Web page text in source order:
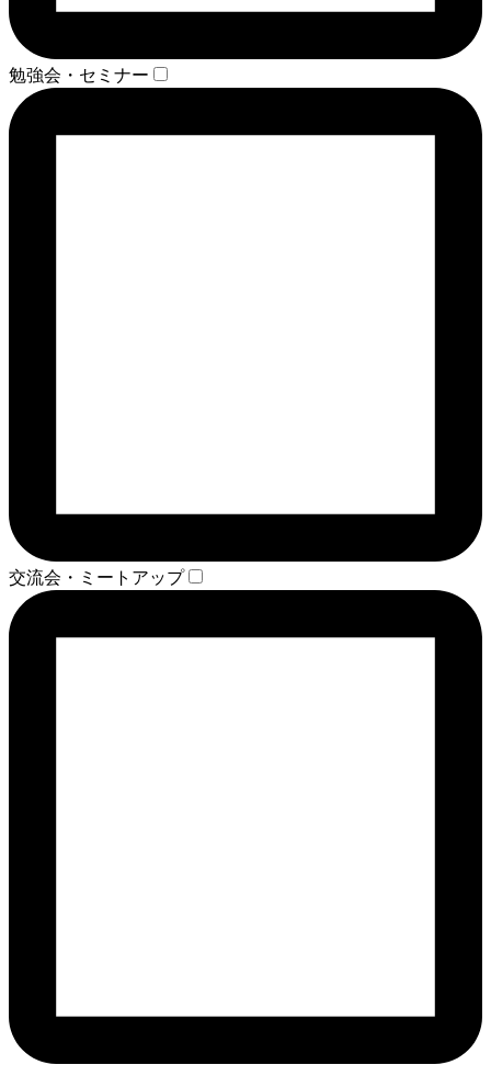
勉強会・セミナー
交流会・ミートアップ